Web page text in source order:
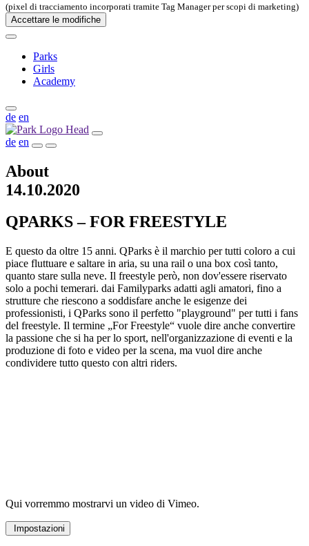
(pixel di tracciamento incorporati tramite Tag Manager per scopi di marketing)
Accettare le modifiche
Parks
Girls
Academy
de en
de en
About
14.10.2020
QPARKS – FOR FREESTYLE
E questo da oltre 15 anni. QParks è il marchio per tutti coloro a cui
piace fluttuare e saltare in aria, su una rail o una box così tanto,
quanto stare sulla neve. Il freestyle però, non dov'essere riservato
solo a pochi temerari. dai Familyparks adatti agli amatori, fino a
strutture che riescono a soddisfare anche le esigenze dei
professionisti, i QParks sono il perfetto "playground" per tutti i fans
del freestyle. Il termine „For Freestyle“ vuole dire anche convertire
la passione che si ha per lo sport, nell'organizzazione di eventi e la
produzione di foto e video per la scena, ma vuol dire anche
condividere tutto questo con altri riders.
Qui vorremmo mostrarvi un video di Vimeo.
Impostazioni